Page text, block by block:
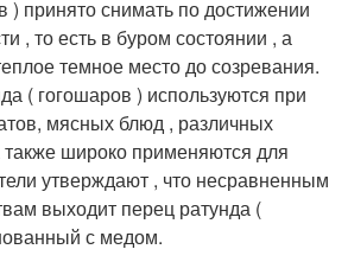
) принято снимать по достижении
, то есть в буром состоянии , а
темное место до созревания.
( гогошаров ) используются при
мясных блюд , различных
широко применяются для
утверждают , что несравненным
выходит перец ратунда (
с медом.